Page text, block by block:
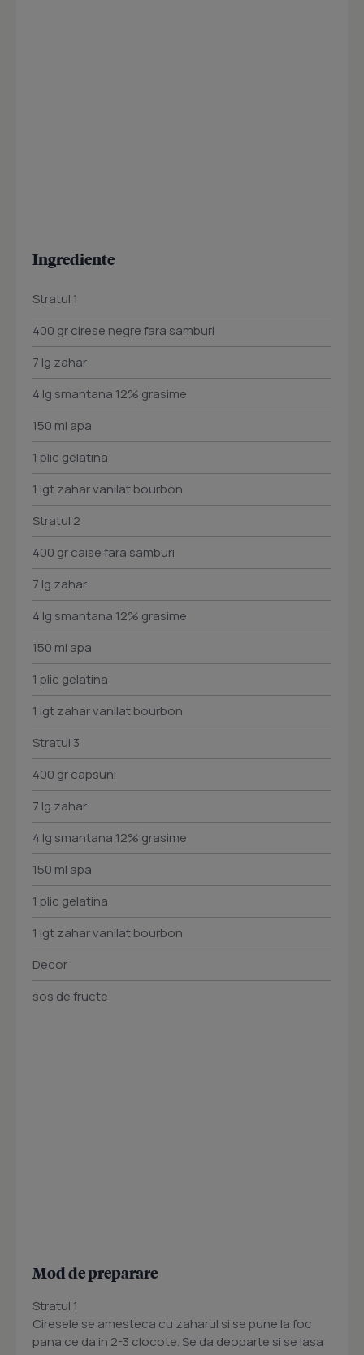
Ingrediente
Stratul 1
400 gr cirese negre fara samburi
7 lg zahar
4 lg smantana 12% grasime
150 ml apa
1 plic gelatina
1 lgt zahar vanilat bourbon
Stratul 2
400 gr caise fara samburi
7 lg zahar
4 lg smantana 12% grasime
150 ml apa
1 plic gelatina
1 lgt zahar vanilat bourbon
Stratul 3
400 gr capsuni
7 lg zahar
4 lg smantana 12% grasime
150 ml apa
1 plic gelatina
1 lgt zahar vanilat bourbon
Decor
sos de fructe
Mod de preparare
Stratul 1
Ciresele se amesteca cu zaharul si se pune la foc
pana ce da in 2-3 clocote. Se da deoparte si se lasa